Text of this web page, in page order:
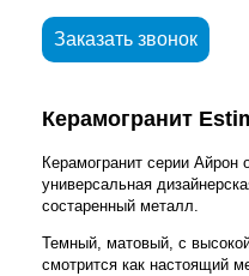
Заказать звонок
Керамогранит
Керамогранит серии Айрон
универсальная
состаренный металл.
Темный, матовый, с
смотрится как настоящий